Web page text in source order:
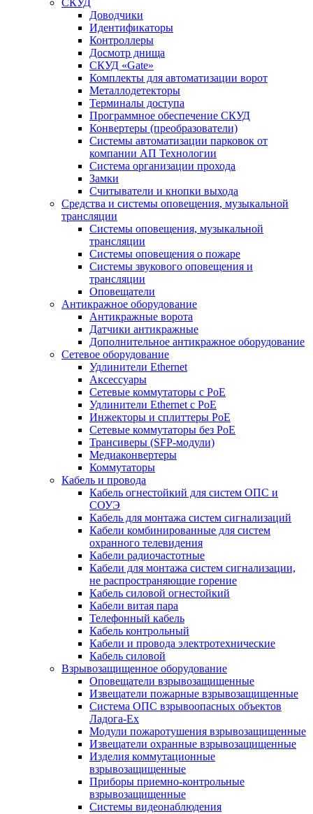
СКУД
Доводчики
Идентификаторы
Контроллеры
Досмотр днища
СКУД «Gate»
Комплекты для автоматизации ворот
Металлодетекторы
Терминалы доступа
Программное обеспечение СКУД
Конвертеры (преобразователи)
Системы автоматизации парковок от
компании АП Технологии
Система организации прохода
Замки
Считыватели и кнопки выхода
Средства и системы оповещения, музыкальной
трансляции
Системы оповещения, музыкальной
трансляции
Системы оповещения о пожаре
Системы звукового оповещения и
трансляции
Оповещатели
Антикражное оборудование
Антикражные ворота
Датчики антикражные
Дополнительное антикражное оборудование
Сетевое оборудование
Удлинители Ethernet
Аксессуары
Сетевые коммутаторы с РоЕ
Удлинители Ethernet с PoE
Инжекторы и сплиттеры РоЕ
Сетевые коммутаторы без РоЕ
Трансиверы (SFP-модули)
Медиаконвертеры
Коммутаторы
Кабель и провода
Кабель огнестойкий для систем ОПС и
СОУЭ
Кабель для монтажа систем сигнализаций
Кабели комбинированные для систем
охранного телевидения
Кабели радиочастотные
Кабели для монтажа систем сигнализации,
не распространяющие горение
Кабель силовой огнестойкий
Кабели витая пара
Телефонный кабель
Кабель контрольный
Кабели и провода электротехнические
Кабель силовой
Взрывозащищенное оборудование
Оповещатели взрывозащищенные
Извещатели пожарные взрывозащищенные
Система ОПС взрывоопасных объектов
Ладога-Ex
Модули пожаротушения взрывозащищенные
Извещатели охранные взрывозащищенные
Изделия коммутационные
взрывозащищенные
Приборы приемно-контрольные
взрывозащищенные
Системы видеонаблюдения